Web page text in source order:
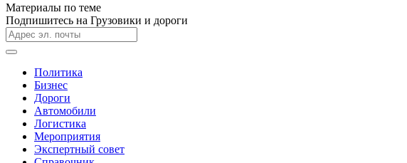
Материалы по теме
Подпишитесь на Грузовики и дороги
Политика
Бизнес
Дороги
Автомобили
Логистика
Мероприятия
Экспертный совет